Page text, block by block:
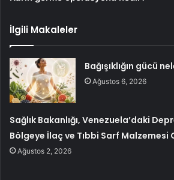
İlgili Makaleler
Bağışıklığın gücü
Ağustos 6, 2026
Sağlık Bakanlığı, Venezuela’daki
Bölgeye İlaç ve Tıbbi Sarf Malzemesi
Ağustos 2, 2026